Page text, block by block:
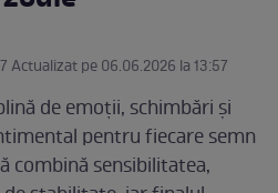
Actualizat pe 06.06.2026 la 13:57
de emoții, schimbări și
pentru fiecare semn
combină sensibilitatea,